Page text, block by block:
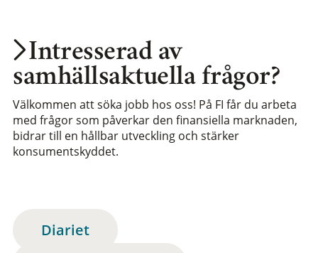
Intresserad av
samhällsaktuella frågor?
Välkommen att söka jobb hos oss! På FI får du arbeta
med frågor som påverkar den finansiella marknaden,
bidrar till en hållbar utveckling och stärker
konsumentskyddet.
Diariet